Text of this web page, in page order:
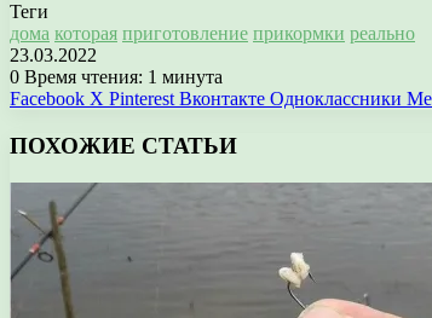
Теги
дома которая приготовление прикормки реально
23.03.2022
0 Время чтения: 1 минута
Facebook X Pinterest Вконтакте Одноклассники
ПОХОЖИЕ СТАТЬИ